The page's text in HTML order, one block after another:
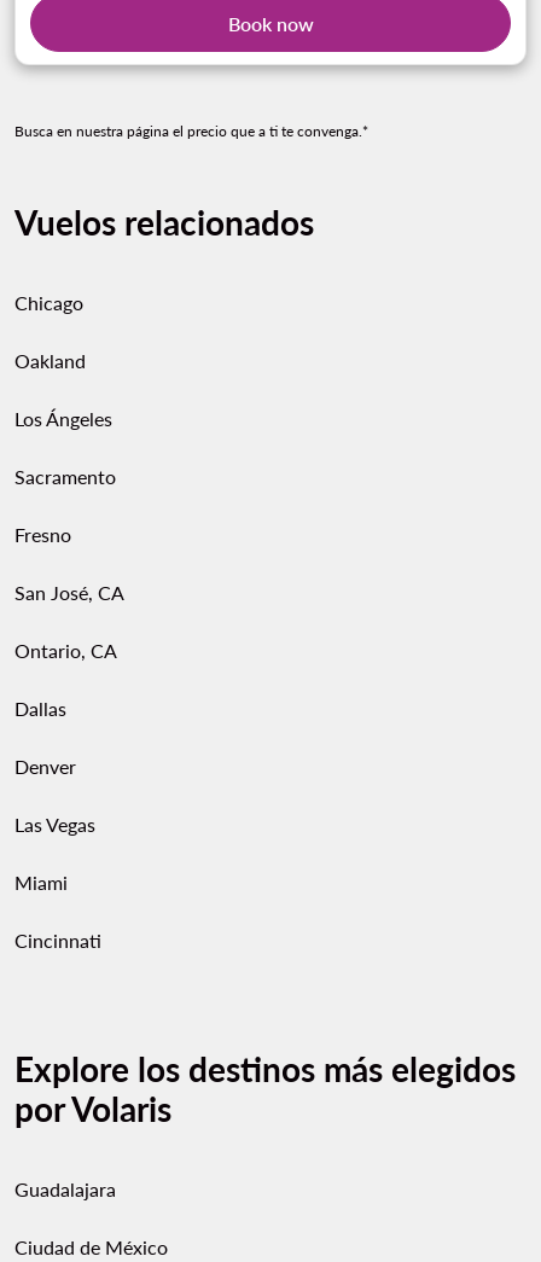
Book now
Busca en nuestra página el precio que a ti te convenga.*
Vuelos relacionados
Chicago
Oakland
Los Ángeles
Sacramento
Fresno
San José, CA
Ontario, CA
Dallas
Denver
Las Vegas
Miami
Cincinnati
Explore los destinos más elegidos
por Volaris
Guadalajara
Ciudad de México